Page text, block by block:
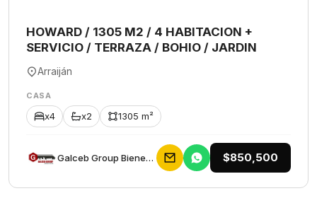
HOWARD / 1305 M2 / 4 HABITACION +
SERVICIO / TERRAZA / BOHIO / JARDIN
Arraiján
CASA
x4 x2 1305 m²
Galceb Group Bienes Raices $850,500